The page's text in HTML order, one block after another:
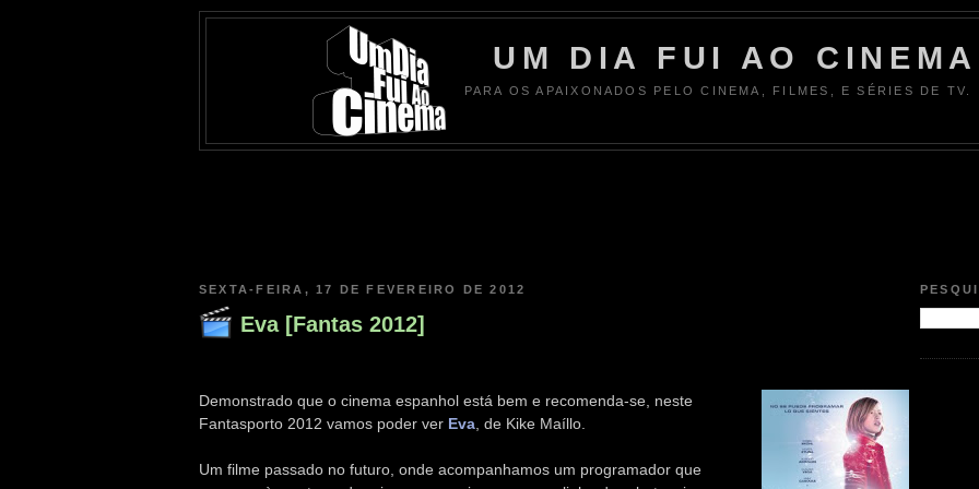
UM DIA FUI AO CINEMA
PARA OS APAIXONADOS PELO CINEMA, FILMES, E SÉRIES DE TV.
SEXTA-FEIRA, 17 DE FEVEREIRO DE 2012
Eva [Fantas 2012]
Demonstrado que o cinema espanhol está bem e recomenda-se, neste
Fantasporto 2012 vamos poder ver Eva , de Kike Maíllo.
Um filme passado no futuro, onde acompanhamos um programador que